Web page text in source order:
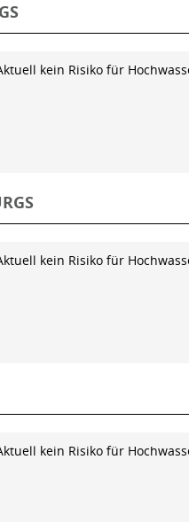
kein Risiko für
kein Risiko für
kein Risiko für